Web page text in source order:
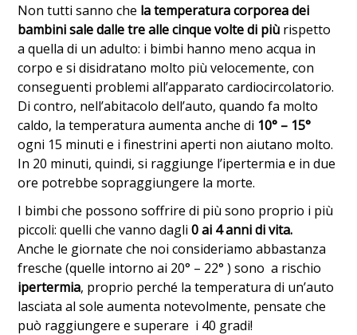
Non tutti sanno che la temperatura corporea dei
bambini sale dalle tre alle cinque volte di più rispetto
a quella di un adulto: i bimbi hanno meno acqua in
corpo e si disidratano molto più velocemente, con
conseguenti problemi all’apparato cardiocircolatorio.
Di contro, nell’abitacolo dell’auto, quando fa molto
caldo, la temperatura aumenta anche di 10° – 15°
ogni 15 minuti e i finestrini aperti non aiutano molto.
In 20 minuti, quindi, si raggiunge l’ipertermia e in due
ore potrebbe sopraggiungere la morte.
I bimbi che possono soffrire di più sono proprio i più
piccoli: quelli che vanno dagli 0 ai 4 anni di vita.
Anche le giornate che noi consideriamo abbastanza
fresche (quelle intorno ai 20° – 22° ) sono a rischio
ipertermia, proprio perché la temperatura di un’auto
lasciata al sole aumenta notevolmente, pensate che
può raggiungere e superare i 40 gradi!